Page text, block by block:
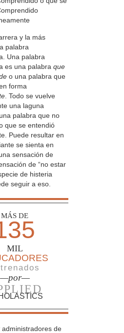
y la más
palabra
Una palabra
es una palabra que
o una palabra que
forma
. Todo se vuelve
una laguna
palabra que no
que se entendió
Puede resultar en
se sienta en
sensación de
de “no estar
de histeria
seguir a eso.
MÁS DE
MIL
—por—
administradores de